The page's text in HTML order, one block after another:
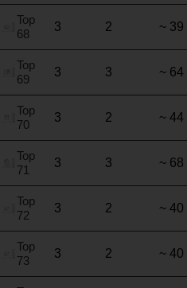
Top
68
3 2 ~ 39
Top
69
3 3 ~ 64
Top
70
3 2 ~ 44
Top
71
3 3 ~ 68
Top
72
3 2 ~ 40
Top
73
3 2 ~ 40